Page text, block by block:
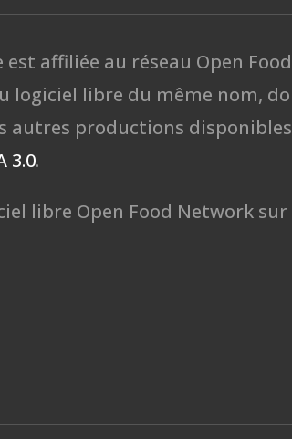
est affiliée au réseau Open
logiciel libre du même nom,
autres productions
3.0.
libre Open Food Network sur